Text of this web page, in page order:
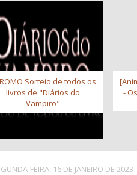
Sorteio de todos os
livros de "Diários do
Vampiro"
-
FEIRA, 16 DE JANEIRO DE 2023